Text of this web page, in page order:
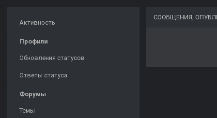
Активность
Профили
Обновления статусов
Ответы статуса
Форумы
Темы
СООБЩЕНИЯ,